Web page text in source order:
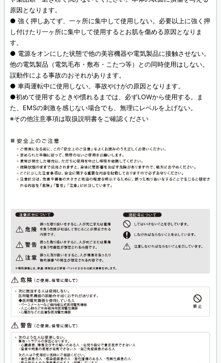
原因となります。
● 強く押しあてず、一ヶ所に集中して使用しない。必要以上に強く押
し付けたり一ヶ所に集中して使用するとお肌を傷める原因となりま
す。
● 電源をオンにした状態で他の美容機器や電気製品に接触させない。
他の電気製品（電気毛布・敷布・こたつ等）との同時使用はしない。
誤動作による事故のおそれがあります。
● 車両運転中に使用しない。事故やけがの原因となります。
●初めて使用するときや慣れるまでは、必ずLOWから使用する。ま
た、EMSの刺激を感じない場合でも、無理にレベルを上げない。
※その他注意事項は取扱説明書をご確認ください